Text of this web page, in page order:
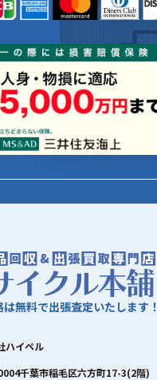
は無料で出張査定いたします！
ハイペル
千葉市稲毛区六方町17-3(2階)